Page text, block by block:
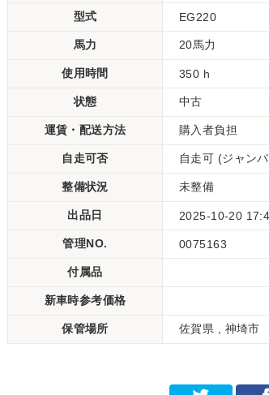
型式 EG220
馬力 20馬力
使用時間 350 h
状態 中古
運賃・配送方法 購入者負担
自走可否 自走可 (ジャン
整備状況 未整備
出品日 2025-10-20
管理NO. 0075163
付属品
新車時参考価格
保管場所 佐賀県 , 神埼市